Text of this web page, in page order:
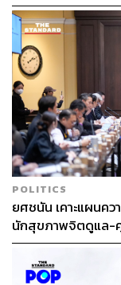
POLITICS
ยศชนัน เคาะแผนค
นักสุขภาพจิตดูแล-